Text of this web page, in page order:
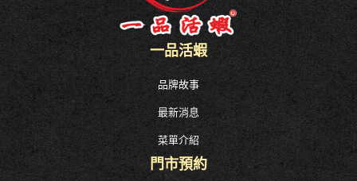
一品活蝦
品牌故事
最新消息
菜單介紹
門市預約